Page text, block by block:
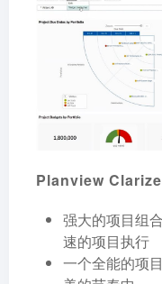
Planview
强大的项目组
速的项目执行
一个全能的项